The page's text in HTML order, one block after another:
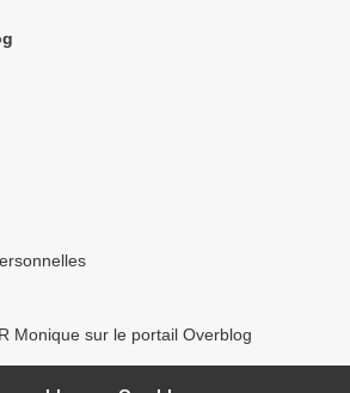
Monique sur le portail Overblog